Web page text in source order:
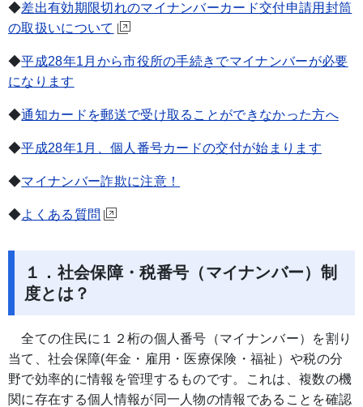
◆差出有効期限切れのマイナンバーカード交付申請用封筒
の取扱いについて
◆平成28年1月から市役所の手続きでマイナンバーが必要
になります
◆通知カードを郵送で受け取ることができなかった方へ
◆平成28年1月、個人番号カードの交付が始まります
◆マイナンバー詐欺に注意！
◆よくある質問
１．社会保障・税番号（マイナンバー）制
度とは？
全ての住民に１２桁の個人番号（マイナンバー）を割り
当て、社会保障(年金・雇用・医療保険・福祉）や税の分
野で効率的に情報を管理するものです。これは、複数の機
関に存在する個人情報が同一人物の情報であることを確認